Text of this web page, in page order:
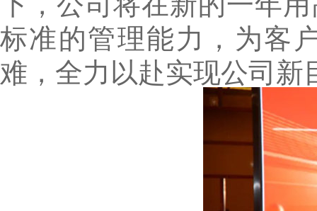
标准的管理能力，为客
难，全力以赴实现公司新